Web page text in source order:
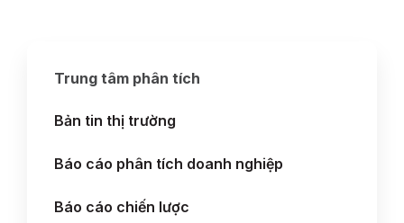
Trung tâm phân tích
Bản tin thị trường
Báo cáo phân tích doanh nghiệp
Báo cáo chiến lược